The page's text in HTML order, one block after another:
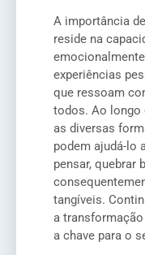
A importância
reside na
experiências
que ressoam
todos. Ao longo
as diversas
podem ajudá-lo
pensar, quebrar
tangíveis.
a
a chave para o